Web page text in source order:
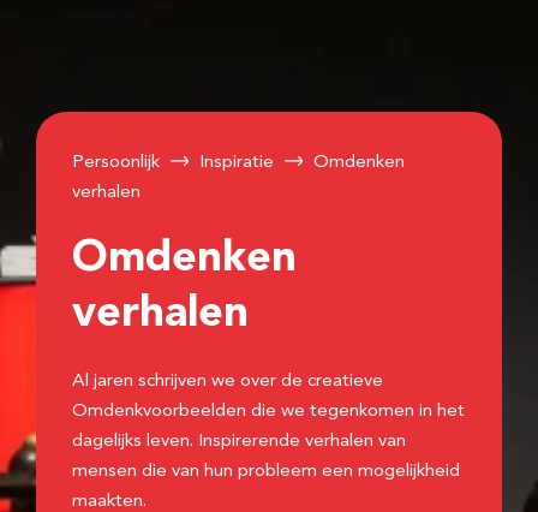
Persoonlijk Inspiratie
Omdenken
verhalen
Omdenken
verhalen
Al jaren schrijven we over de creatieve
Omdenkvoorbeelden die we tegenkomen in het
dagelijks leven. Inspirerende verhalen van
mensen die van hun probleem een mogelijkheid
maakten.